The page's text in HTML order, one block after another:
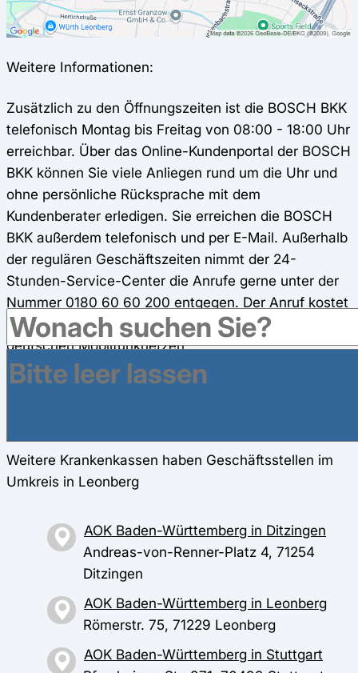
Weitere Informationen:
Zusätzlich zu den Öffnungszeiten ist die BOSCH BKK
telefonisch Montag bis Freitag von 08:00 - 18:00 Uhr
erreichbar. Über das Online-Kundenportal der BOSCH
BKK können Sie viele Anliegen rund um die Uhr und
ohne persönliche Rücksprache mit dem
Kundenberater erledigen. Sie erreichen die BOSCH
BKK außerdem telefonisch und per E-Mail. Außerhalb
der regulären Geschäftszeiten nimmt der 24-
Stunden-Service-Center die Anrufe gerne unter der
Nummer 0180 60 60 200 entgegen. Der Anruf kostet
20 Cent pro Anruf aus dem Festnetz und aus den
deutschen Mobilfunknetzen.
Zusätzlich zu unseren Öffnungszeiten sind wir
Weitere Krankenkassen haben Geschäftsstellen im
Umkreis in Leonberg
AOK Baden-Württemberg in Ditzingen
Andreas-von-Renner-Platz 4, 71254
Ditzingen
AOK Baden-Württemberg in Leonberg
Römerstr. 75, 71229 Leonberg
AOK Baden-Württemberg in Stuttgart